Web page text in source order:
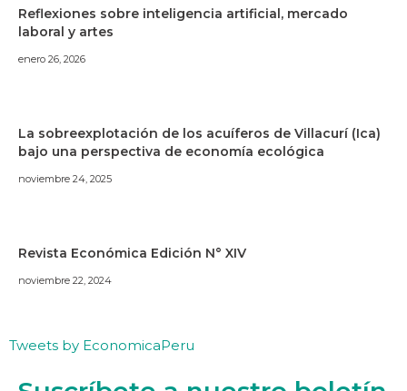
Reflexiones sobre inteligencia artificial, mercado
laboral y artes
enero 26, 2026
La sobreexplotación de los acuíferos de Villacurí (Ica)
bajo una perspectiva de economía ecológica
noviembre 24, 2025
Revista Económica Edición N° XIV
noviembre 22, 2024
Tweets by EconomicaPeru